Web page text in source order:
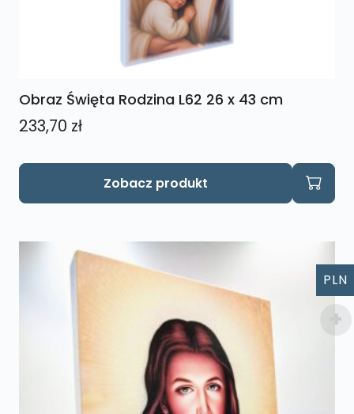
Obraz Święta Rodzina L62 26 x 43 cm
233,70 zł
Zobacz produkt
PLN